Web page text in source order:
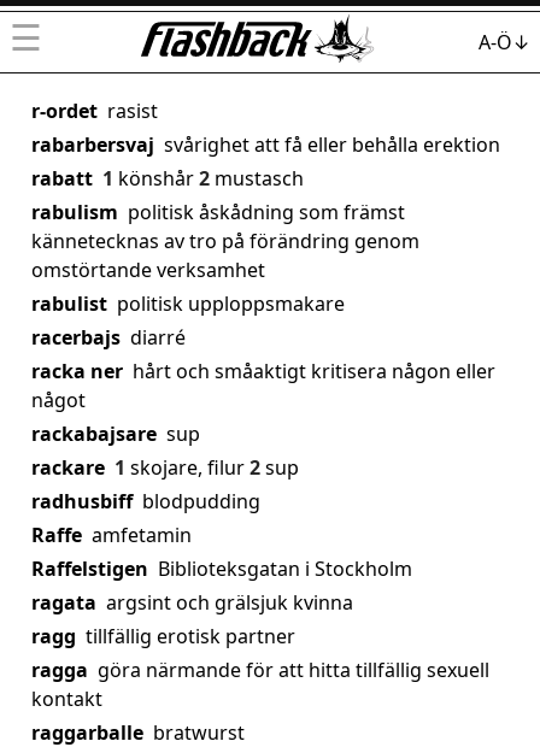
☰ A-Ö↓
r-ordet rasist
rabarbersvaj svårighet att få eller behålla erektion
rabatt 1 könshår2 mustasch
rabulism politisk åskådning som främst
kännetecknas av tro på förändring genom
omstörtande verksamhet
rabulist politisk upploppsmakare
racerbajs diarré
racka ner hårt och småaktigt kritisera någon eller
något
rackabajsare sup
rackare 1 skojare, filur2sup
radhusbiff blodpudding
Raffe amfetamin
Raffelstigen Biblioteksgatan i Stockholm
ragata argsint och grälsjuk kvinna
ragg tillfällig erotisk partner
ragga göra närmande för att hitta tillfällig sexuell
kontakt
raggarballe bratwurst